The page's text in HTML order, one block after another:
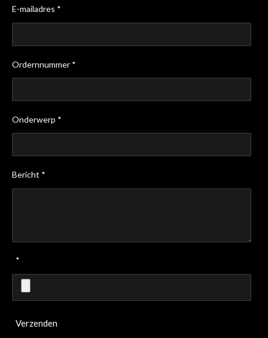
E-mailadres *
Ordernnummer *
Onderwerp *
Bericht *
*
Verzenden